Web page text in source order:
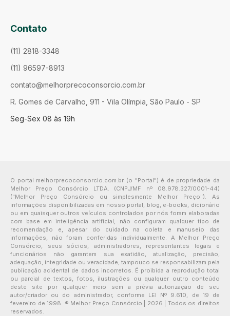
Contato
(11) 2818-3348
(11) 96597-8913
contato@melhorprecoconsorcio.com.br
R. Gomes de Carvalho, 911 - Vila Olímpia, São Paulo - SP
Seg-Sex 08 às 19h
O portal melhorprecoconsorcio.com.br (o "Portal") é de propriedade da
Melhor Preço Consórcio LTDA. (CNPJ/MF nº 08.978.327/0001-44)
("Melhor Preço Consórcio ou simplesmente Melhor Preço"). As
informações disponibilizadas em nosso portal, blog, e-books, dicionário
ou em quaisquer outros veículos controlados por nós foram elaboradas
com base em inteligência artificial, não configuram qualquer tipo de
recomendação e, apesar do cuidado na coleta e manuseio das
informações, não foram conferidas individualmente. A Melhor Preço
Consórcio, seus sócios, administradores, representantes legais e
funcionários não garantem sua exatidão, atualização, precisão,
adequação, integridade ou veracidade, tampouco se responsabilizam pela
publicação acidental de dados incorretos. É proibida a reprodução total
ou parcial de textos, fotos, ilustrações ou qualquer outro conteúdo
deste site por qualquer meio sem a prévia autorização de seu
autor/criador ou do administrador, conforme LEI Nº 9.610, de 19 de
fevereiro de 1998. ® Melhor Preço Consórcio | 2026 | Todos os direitos
reservados.